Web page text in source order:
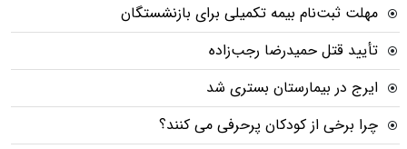
مهلت ثبت‌نام بیمه تکمیلی برای بازنشستگان
تأیید قتل حمیدرضا رجب‌زاده
ایرج در بیمارستان بستری شد
چرا برخی از کودکان پرحرفی می کنند؟